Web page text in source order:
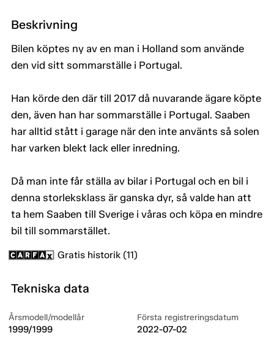
Beskrivning
Bilen köptes ny av en man i Holland som använde
den vid sitt sommarställe i Portugal.
Han körde den där till 2017 då nuvarande ägare köpte
den, även han har sommarställe i Portugal. Saaben
har alltid stått i garage när den inte använts så solen
har varken blekt lack eller inredning.
Då man inte får ställa av bilar i Portugal och en bil i
denna storleksklass är ganska dyr, så valde han att
ta hem Saaben till Sverige i våras och köpa en mindre
bil till sommarstället.
Gratis historik (11)
Tekniska data
Årsmodell/modellår
1999/1999
Första registreringsdatum
2022-07-02